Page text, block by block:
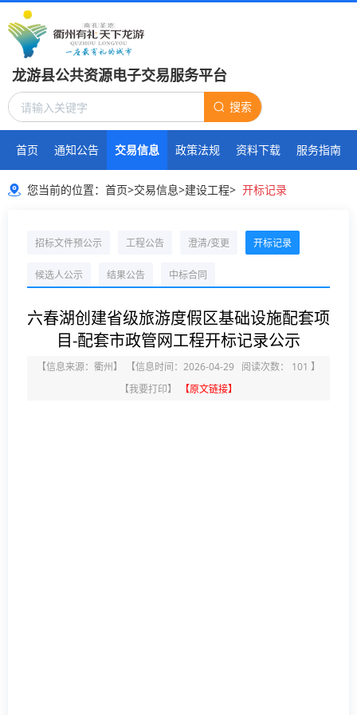
龙游县公共资源电子交易服务平台
搜索
首页 通知公告 交易信息 政策法规 资料下载 服务指南
您当前的位置： 首页>交易信息>建设工程> 开标记录
招标文件预公示 工程公告 澄清/变更 开标记录
候选人公示 结果公告 中标合同
六春湖创建省级旅游度假区基础设施配套项
目-配套市政管网工程开标记录公示
【信息来源： 衢州】 【信息时间：2026-04-29 阅读次数： 101 】
【我要打印】 【原文链接】